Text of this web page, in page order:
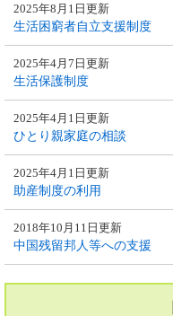
生活困窮者自立支援制度
2025年8月1日更新
生活保護制度
2025年4月7日更新
ひとり親家庭の相談
2025年4月1日更新
助産制度の利用
2025年4月1日更新
中国残留邦人等への支援
2018年10月11日更新